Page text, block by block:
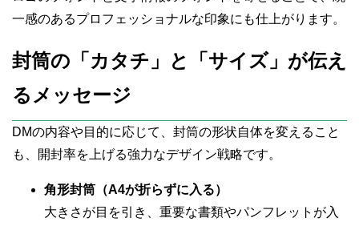
一感のあるプロフェッショナルな印象にも仕上がります。
封筒の「カタチ」と「サイズ」が伝え
るメッセージ
DMの内容や目的に応じて、封筒の形状自体を変えること
も、開封率を上げる強力なデザイン戦略です。
角形封筒（A4が折らずに入る）
大きさが目を引き、重要な書類やパンフレットが入